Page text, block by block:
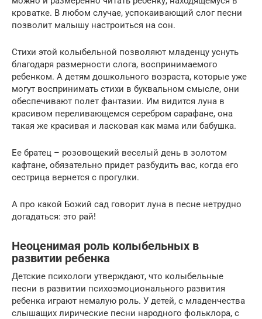
кроватке. В любом случае, успокаивающий слог песни
позволит малышу настроиться на сон.
Стихи этой колыбельной позволяют младенцу уснуть
благодаря размерности слога, воспринимаемого
ребенком. А детям дошкольного возраста, которые уже
могут воспринимать стихи в буквальном смысле, они
обеспечивают полет фантазии. Им видится луна в
красивом переливающемся серебром сарафане, она
такая же красивая и ласковая как мама или бабушка.
Ее братец – розовощекий веселый день в золотом
кафтане, обязательно придет разбудить вас, когда его
сестрица вернется с прогулки.
А про какой Божий сад говорит луна в песне нетрудно
догадаться: это рай!
Неоценимая роль колыбельных в
развитии ребенка
Детские психологи утверждают, что колыбельные
песни в развитии психоэмоционального развития
ребенка играют немалую роль. У детей, с младенчества
слышащих лирические песни народного фольклора, с